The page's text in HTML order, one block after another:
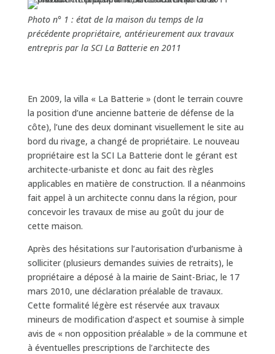
Photo n° 1 : état de la maison du temps de la
précédente propriétaire, antérieurement aux travaux
entrepris par la SCI La Batterie en 2011
En 2009, la villa « La Batterie » (dont le terrain couvre
la position d’une ancienne batterie de défense de la
côte), l’une des deux dominant visuellement le site au
bord du rivage, a changé de propriétaire. Le nouveau
propriétaire est la SCI La Batterie dont le gérant est
architecte-urbaniste et donc au fait des règles
applicables en matière de construction. Il a néanmoins
fait appel à un architecte connu dans la région, pour
concevoir les travaux de mise au goût du jour de
cette maison.
Après des hésitations sur l’autorisation d’urbanisme à
solliciter (plusieurs demandes suivies de retraits), le
propriétaire a déposé à la mairie de Saint-Briac, le 17
mars 2010, une déclaration préalable de travaux.
Cette formalité légère est réservée aux travaux
mineurs de modification d’aspect et soumise à simple
avis de « non opposition préalable » de la commune et
à éventuelles prescriptions de l’architecte des